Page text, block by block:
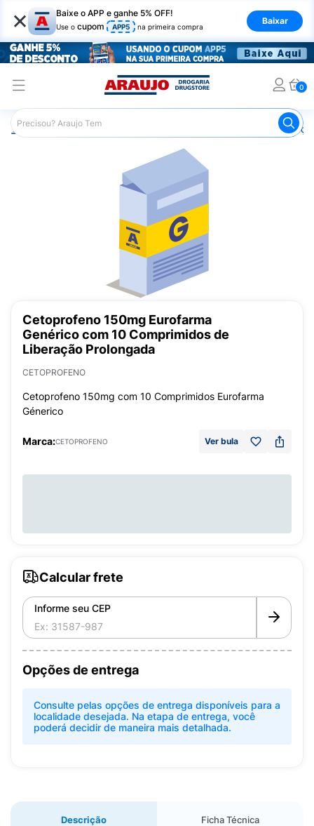
× Baixe o APP e ganhe 5% OFF!
Use o cupom APP5 na primeira compra
Baixar
0
Araujo Medicamentos Remédios para Alergias e
Cetoprofeno 150mg Eurofarma
Genérico com 10 Comprimidos de
Liberação Prolongada
CETOPROFENO
Cetoprofeno 150mg com 10 Comprimidos Eurofarma
Génerico
Marca:CETOPROFENO Ver bula
Calcular frete
Informe seu CEP
Opções de entrega
Consulte pelas opções de entrega disponíveis para a
localidade desejada. Na etapa de entrega, você
poderá decidir de maneira mais detalhada.
Descrição Ficha Técnica